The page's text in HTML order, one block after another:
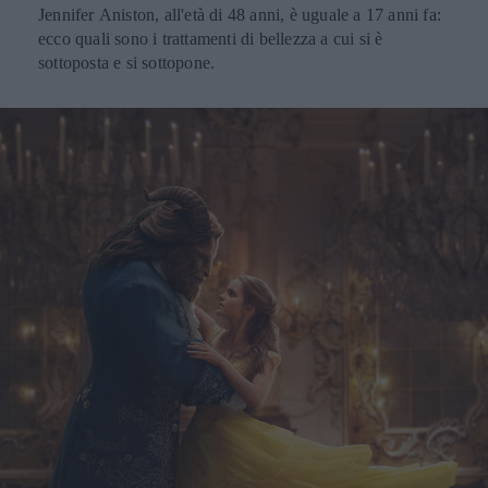
Jennifer Aniston, all'età di 48 anni, è uguale a 17 anni fa:
ecco quali sono i trattamenti di bellezza a cui si è
sottoposta e si sottopone.